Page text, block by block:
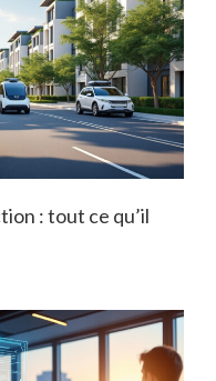
: tout ce qu’il